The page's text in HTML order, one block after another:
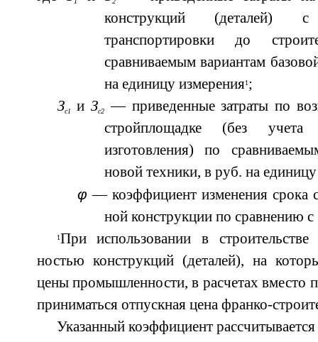
конструкций (деталей)
транспортировки до
сравниваемым вариантам
на единицу измерения1;
Зс1 иЗс2
— приведенные затраты по
стройплощадке (без учета
изготовления) по
новой техники, в руб. на
φ — коэффициент изменения срока
ной конструкции по сравнению
1При использовании в
ностью конструкций (деталей), на
цены промышленности, в расчетах вместо
приниматься отпускная цена франко-
Указанный коэффициент